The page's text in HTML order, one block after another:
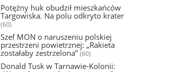
Potężny huk obudził mieszkańców
Targowiska. Na polu odkryto krater
(60)
Szef MON o naruszeniu polskiej
przestrzeni powietrznej: „Rakieta
zostałaby zestrzelona” (60)
Donald Tusk w Tarnawie-Kolonii: